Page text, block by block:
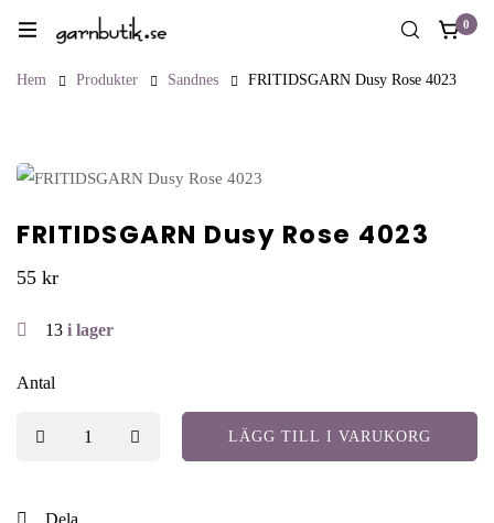
0
Hem Produkter Sandnes FRITIDSGARN Dusy Rose 4023
FRITIDSGARN Dusy Rose 4023
55 kr
13 i lager
Antal
LÄGG TILL I VARUKORG